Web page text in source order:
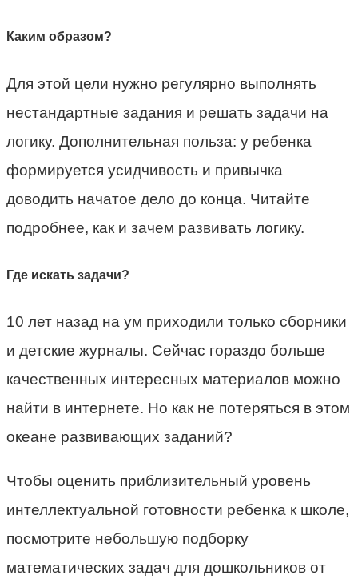
Каким образом?
Для этой цели нужно регулярно выполнять
нестандартные задания и решать задачи на
логику. Дополнительная польза: у ребенка
формируется усидчивость и привычка
доводить начатое дело до конца. Читайте
подробнее, как и зачем развивать логику.
Где искать задачи?
10 лет назад на ум приходили только сборники
и детские журналы. Сейчас гораздо больше
качественных интересных материалов можно
найти в интернете. Но как не потеряться в этом
океане развивающих заданий?
Чтобы оценить приблизительный уровень
интеллектуальной готовности ребенка к школе,
посмотрите небольшую подборку
математических задач для дошкольников от